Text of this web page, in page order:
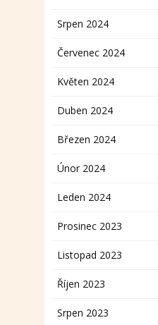
Srpen 2024
Červenec 2024
Květen 2024
Duben 2024
Březen 2024
Únor 2024
Leden 2024
Prosinec 2023
Listopad 2023
Říjen 2023
Srpen 2023